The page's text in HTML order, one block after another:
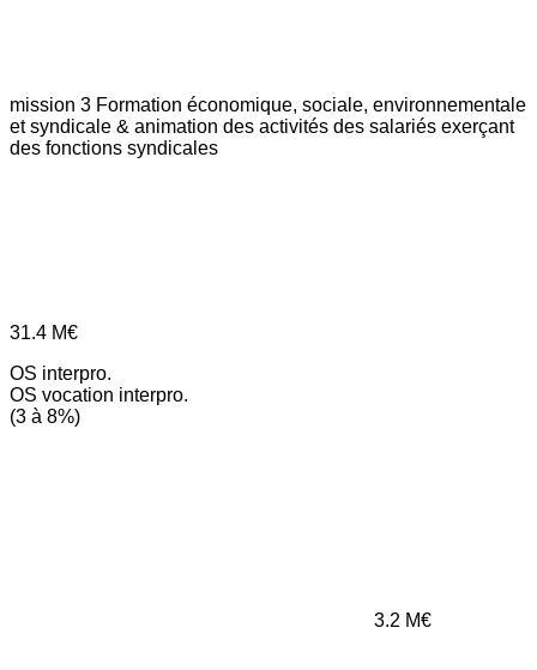
mission 3 Formation économique, sociale, environnementale
et syndicale & animation des activités des salariés exerçant
des fonctions syndicales
31.4 M€
OS interpro.
OS vocation interpro.
(3 à 8%)
3.2 M€